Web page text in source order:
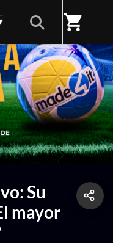
shopping_cart
Su
mayor